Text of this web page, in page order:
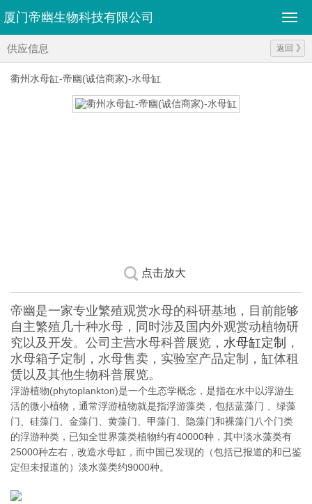
厦门帝幽生物科技有限公司
供应信息 返回
衢州水母缸-帝幽(诚信商家)-水母缸
点击放大
帝幽是一家专业繁殖观赏水母的科研基地，目前能够
自主繁殖几十种水母，同时涉及国内外观赏动植物研
究以及开发。公司主营水母科普展览， 水母缸定制
，
水母箱子定制，水母售卖，实验室产品定制，缸体租
赁以及其他生物科普展览。
浮游植物(phytoplankton)是一个生态学概念，是指在水中以浮游生
活的微小植物，通常浮游植物就是指浮游藻类，包括蓝藻门 、绿藻
门、硅藻门、金藻门、黄藻门、甲藻门、隐藻门和裸藻门八个门类
的浮游种类，已知全世界藻类植物约有40000种，其中淡水藻类有
25000种左右，改造水母缸，而中国已发现的（包括已报道的和已鉴
定但未报道的）淡水藻类约9000种。